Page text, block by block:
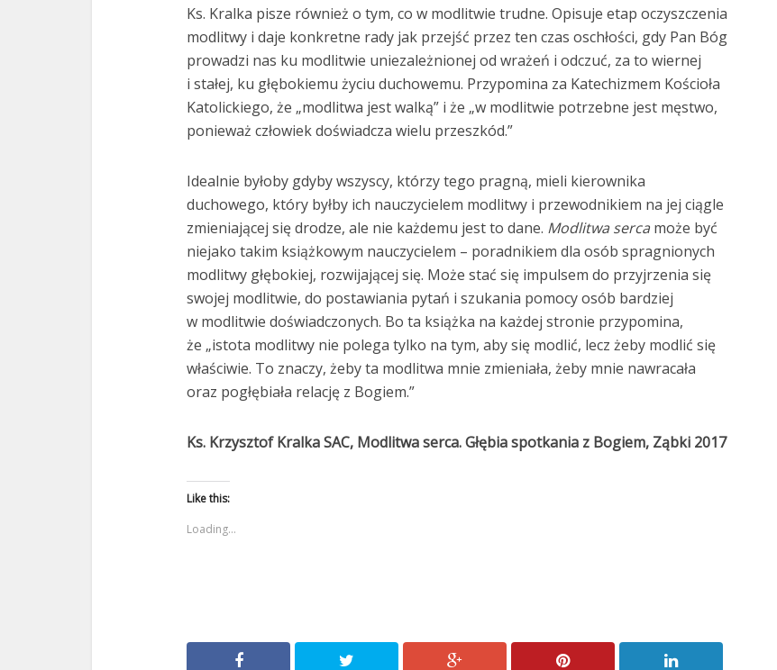
Ks. Kralka pisze również o tym, co w modlitwie trudne. Opisuje etap oczyszczenia
modlitwy i daje konkretne rady jak przejść przez ten czas oschłości, gdy Pan Bóg
prowadzi nas ku modlitwie uniezależnionej od wrażeń i odczuć, za to wiernej
i stałej, ku głębokiemu życiu duchowemu. Przypomina za Katechizmem Kościoła
Katolickiego, że „modlitwa jest walką” i że „w modlitwie potrzebne jest męstwo,
ponieważ człowiek doświadcza wielu przeszkód.”
Idealnie byłoby gdyby wszyscy, którzy tego pragną, mieli kierownika
duchowego, który byłby ich nauczycielem modlitwy i przewodnikiem na jej ciągle
zmieniającej się drodze, ale nie każdemu jest to dane. Modlitwa serca może być
niejako takim książkowym nauczycielem – poradnikiem dla osób spragnionych
modlitwy głębokiej, rozwijającej się. Może stać się impulsem do przyjrzenia się
swojej modlitwie, do postawiania pytań i szukania pomocy osób bardziej
w modlitwie doświadczonych. Bo ta książka na każdej stronie przypomina,
że „istota modlitwy nie polega tylko na tym, aby się modlić, lecz żeby modlić się
właściwie. To znaczy, żeby ta modlitwa mnie zmieniała, żeby mnie nawracała
oraz pogłębiała relację z Bogiem.”
Ks. Krzysztof Kralka SAC, Modlitwa serca. Głębia spotkania z Bogiem, Ząbki 2017
Like this:
Loading...